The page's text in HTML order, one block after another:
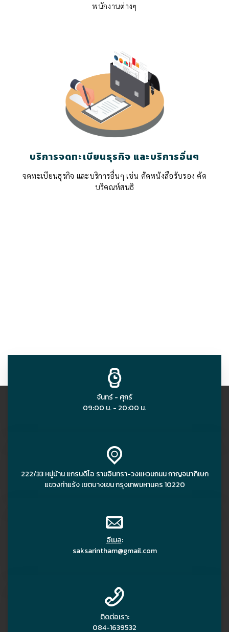
พนักงานต่างๆ
บริการจดทะเบียนธุรกิจ และบริการอื่นๆ
จดทะเบียนธุรกิจ และบริการอื่นๆ เช่น คัดหนังสือรับรอง คัด
บริคณห์สนธิ
จันทร์ - ศุกร์
09:00 น. - 20:00 น.
222/33 หมู่บ้าน แกรนดิโอ รามอินทรา-วงแหวนถนน กาญจนาภิเษก
แขวงท่าแร้ง เขตบางเขน กรุงเทพมหานคร 10220
อีเมล:
saksarintham@gmail.com
ติดต่อเรา:
084-1639532